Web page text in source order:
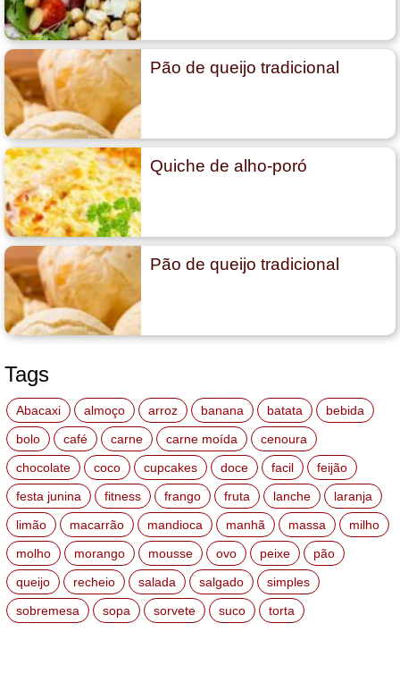
Pão de queijo tradicional
Quiche de alho-poró
Pão de queijo tradicional
Tags
Abacaxi almoço arroz banana batata
bebida
bolo
café carne carne moída
cenoura
chocolate
coco cupcakes doce facil
feijão
festa junina
fitness frango fruta lanche
laranja
limão
macarrão mandioca manhã massa
milho
molho
morango mousse ovo peixe
pão
queijo
recheio salada salgado
simples
sobremesa
sopa sorvete suco torta